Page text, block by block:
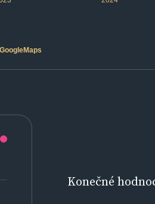
GoogleMaps
Konečné